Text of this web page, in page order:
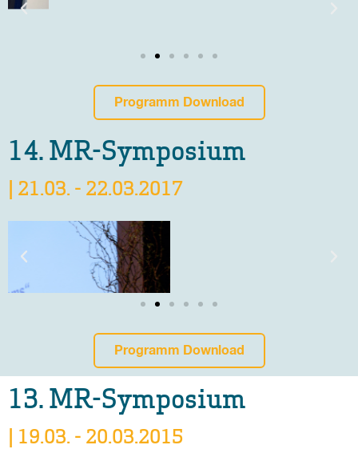
Programm Download
14. MR-Symposium
| 21.03. - 22.03.2017
Programm Download
13. MR-Symposium
| 19.03. - 20.03.2015